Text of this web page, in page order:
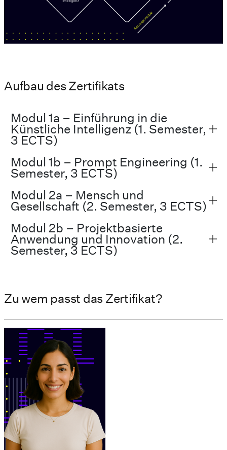
Aufbau des Zertifikats
Modul 1a – Einführung in die
Künstliche Intelligenz (1. Semester,
3 ECTS)
Modul 1b – Prompt Engineering (1.
Semester, 3 ECTS)
Modul 2a – Mensch und
Gesellschaft (2. Semester, 3 ECTS)
Modul 2b – Projektbasierte
Anwendung und Innovation (2.
Semester, 3 ECTS)
Zu wem passt das Zertifikat?